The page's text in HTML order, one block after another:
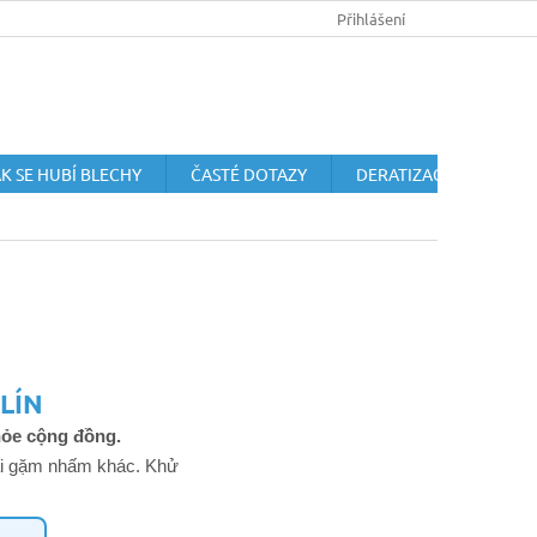
OCHRANA OSOBNÍCH ÚDAJŮ
Přihlášení
SE HUBÍ BLECHY ČASTÉ DOTAZY
DERATIZACE
cộng đồng.
gặm nhấm khác. Khử